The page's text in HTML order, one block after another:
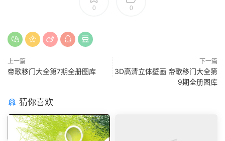
0 0
上一篇
帝歌移门大全第7期全册图库
下一篇
3D高清立体壁画 帝歌移门大全第
9期全册图库
猜你喜欢